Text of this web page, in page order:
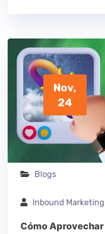
Nov,
24
Blogs
Inbound Marketing
Cómo